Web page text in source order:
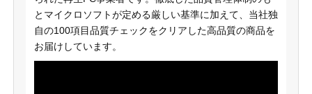
とマイクロソフトが定める厳しい基準に加えて、当社独
自の100項目品質チェックをクリアした高品質の商品を
お届けしています。